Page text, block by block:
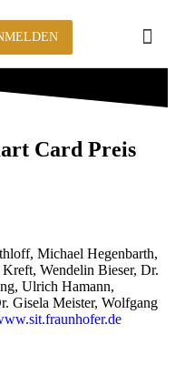
Card Preis
Michael Hegenbarth,
Wendelin Bieser, Dr.
Ulrich Hamann,
Gisela Meister, Wolfgang